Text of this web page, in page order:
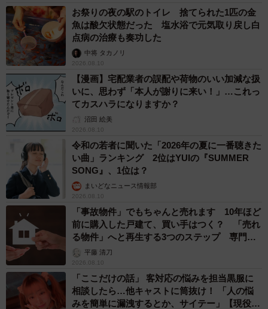
お祭りの夜の駅のトイレ 捨てられた1匹の金
魚は酸欠状態だった 塩水浴で元気取り戻し白
点病の治療も奏功した
中将 タカノリ
2026.08.10
【漫画】宅配業者の誤配や荷物のいい加減な扱
いに、思わず「本人が謝りに来い！」…これっ
てカスハラになりますか？
沼田 絵美
2026.08.10
令和の若者に聞いた「2026年の夏に一番聴きた
い曲」ランキング 2位はYUIの『SUMMER
SONG』、1位は？
まいどなニュース情報部
2026.08.10
「事故物件」でもちゃんと売れます 10年ほど
前に購入した戸建て、買い手はつく？ 「売れ
る物件」へと再生する3つのステップ 専門家
が解説平藤 清刀
2026.08.10
「ここだけの話」 客対応の悩みを担当黒服に
相談したら…他キャストに筒抜け！ 「人の悩
みを簡単に漏洩するとか、サイテー」【現役キ